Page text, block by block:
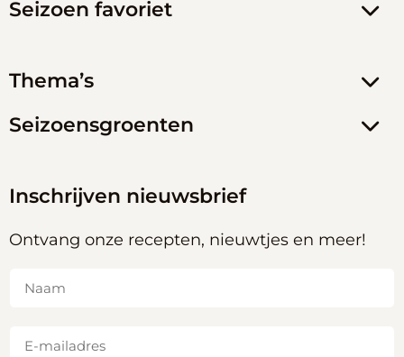
Seizoen favoriet
Thema’s
Seizoensgroenten
Inschrijven nieuwsbrief
Ontvang onze recepten, nieuwtjes en meer!
mailadres (Vereist)